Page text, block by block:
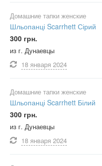
Домашние тапки женские
Шльопанці Scarrhett Сірий
300 грн.
из г. Дунаевцы
18 января 2024
Домашние тапки женские
Шльопанці Scarrhett Білий
300 грн.
из г. Дунаевцы
18 января 2024